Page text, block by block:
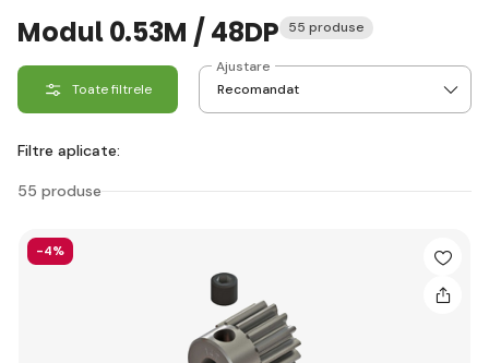
Modul 0.53M / 48DP 55 produse
Toate filtrele
Ajustare
Filtre aplicate:
55 produse
-4%